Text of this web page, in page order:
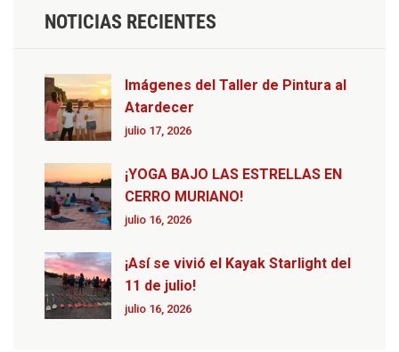
NOTICIAS RECIENTES
Imágenes del Taller de Pintura al
Atardecer
julio 17, 2026
¡YOGA BAJO LAS ESTRELLAS EN
CERRO MURIANO!
julio 16, 2026
¡Así se vivió el Kayak Starlight del
11 de julio!
julio 16, 2026